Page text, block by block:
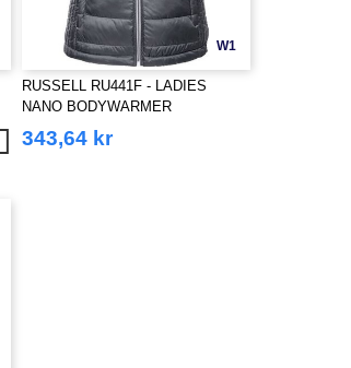
W1
RUSSELL RU441F - LADIES
NANO BODYWARMER
343,64 kr